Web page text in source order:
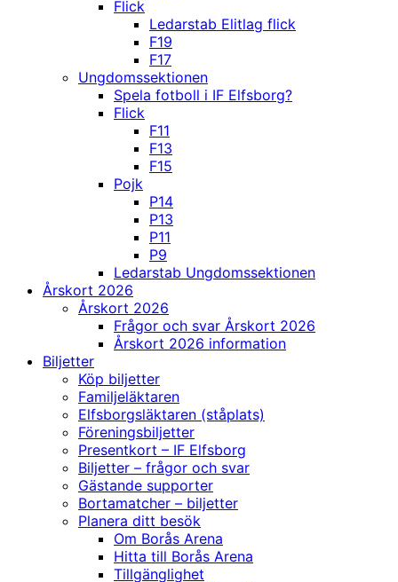
Flick
Ledarstab Elitlag flick
F19
F17
Ungdomssektionen
Spela fotboll i IF Elfsborg?
Flick
F11
F13
F15
Pojk
P14
P13
P11
P9
Ledarstab Ungdomssektionen
Årskort 2026
Årskort 2026
Frågor och svar Årskort 2026
Årskort 2026 information
Biljetter
Köp biljetter
Familjeläktaren
Elfsborgsläktaren (ståplats)
Föreningsbiljetter
Presentkort – IF Elfsborg
Biljetter – frågor och svar
Gästande supporter
Bortamatcher – biljetter
Planera ditt besök
Om Borås Arena
Hitta till Borås Arena
Tillgänglighet